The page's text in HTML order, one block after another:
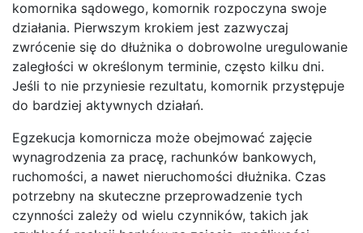
komornika sądowego, komornik rozpoczyna swoje
działania. Pierwszym krokiem jest zazwyczaj
zwrócenie się do dłużnika o dobrowolne uregulowanie
zaległości w określonym terminie, często kilku dni.
Jeśli to nie przyniesie rezultatu, komornik przystępuje
do bardziej aktywnych działań.
Egzekucja komornicza może obejmować zajęcie
wynagrodzenia za pracę, rachunków bankowych,
ruchomości, a nawet nieruchomości dłużnika. Czas
potrzebny na skuteczne przeprowadzenie tych
czynności zależy od wielu czynników, takich jak